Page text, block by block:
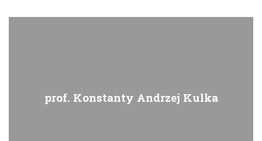
prof. Konstanty Andrzej Kulka